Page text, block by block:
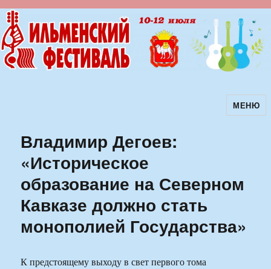
Ильменский фестиваль авторскойМЕНЮ
Владимир Дегоев:
«Историческое
образование на Северном
Кавказе должно стать
монополией Государства»
К предстоящему выходу в свет первого тома